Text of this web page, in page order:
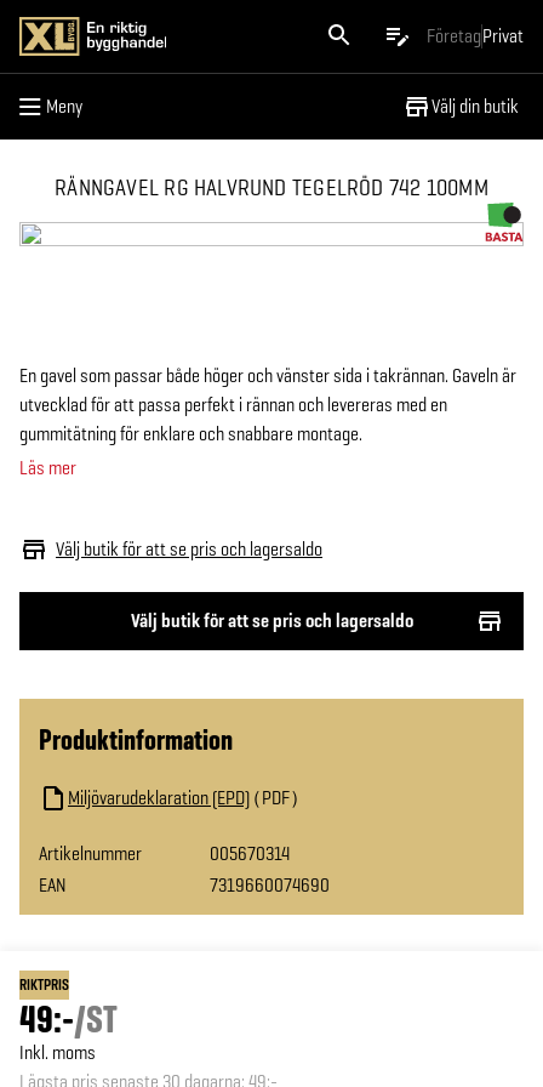
FöretagPrivat
Meny Välj din butik
Meny
RÄNNGAVEL RG HALVRUND TEGELRÖD 742 100MM
Välj butik för att se pris och lagersaldo
Välj butik för att se pris och lagersaldo
En gavel som passar både höger och vänster sida i takrännan. Gaveln är
utvecklad för att passa perfekt i rännan och levereras med en
gummitätning för enklare och snabbare montage.
Läs mer
Produktinformation
Miljövarudeklaration (EPD) PDF
Artikelnummer
005670314
EAN
7319660074690
RIKTPRIS
49:-/ST
Inkl. moms
Lägsta pris senaste 30 dagarna:49:-